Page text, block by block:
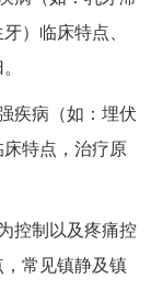
）临床特点、
疾病（如：埋伏
特点，治疗原
控制以及疼痛控
常见镇静及镇